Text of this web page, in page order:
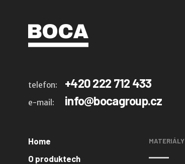
telefon: +420 222 712 433
e-mail: info@bocagroup.cz
Home
O produktech
MATERIÁLY